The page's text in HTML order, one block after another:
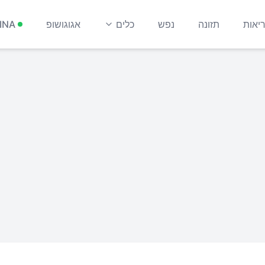
תזונה נפש כלים אגוגושופ